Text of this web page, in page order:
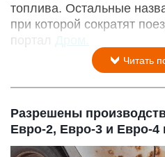
топлива. Остальные
при которой сократят
портал Дром.
Читать
Разрешены
Евро-2, Евро-3 и Евро-4